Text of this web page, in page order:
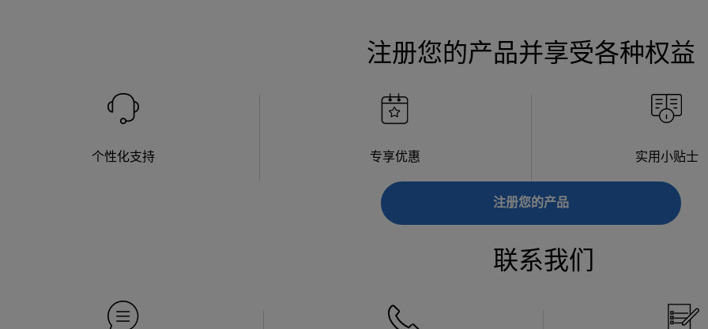
注册您的产品并享受各种权益
个性化支持 专享优惠 实用小贴士
注册您的产品
联系我们